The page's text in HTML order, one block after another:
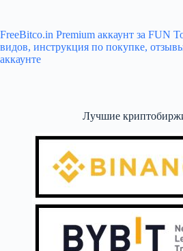
FreeBitco.in Premium аккаунт за FUN
видов, инструкция по покупке,
аккаунте
Лучшие